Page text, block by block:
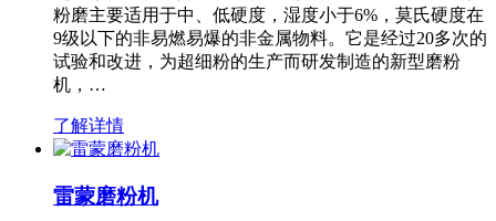
粉磨主要适用于中、低硬度，湿度小于6%，莫氏硬度在
9级以下的非易燃易爆的非金属物料。它是经过20多次的
试验和改进，为超细粉的生产而研发制造的新型磨粉
机，…
了解详情
雷蒙磨粉机